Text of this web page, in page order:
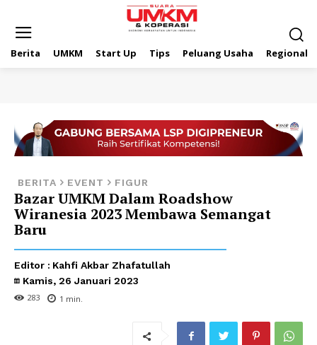
Berita UMKM Start Up Tips Peluang Usaha Regional
BERITA EVENT FIGUR
Bazar UMKM Dalam Roadshow
Wiranesia 2023 Membawa Semangat
Baru
Editor : Kahfi Akbar Zhafatullah
Kamis, 26 Januari 2023
283 1 min.